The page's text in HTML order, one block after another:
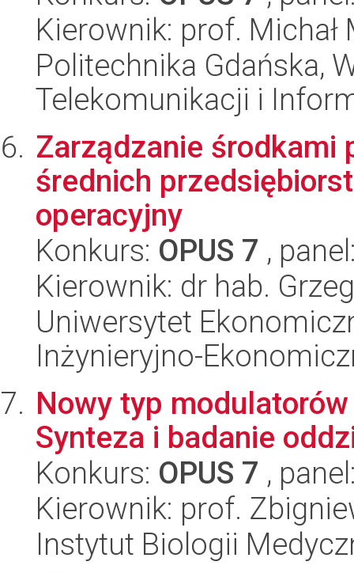
Kierownik: prof. Michał
Politechnika Gdańska,
Telekomunikacji i
Zarządzanie środkami
średnich
operacyjny
Konkurs: OPUS 7 ,
Kierownik: dr hab.
Uniwersytet
Inżynieryjno-
Nowy typ
Synteza i badanie
Konkurs: OPUS 7 ,
Kierownik: prof.
Instytut Biologii